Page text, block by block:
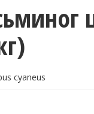
cyaneus